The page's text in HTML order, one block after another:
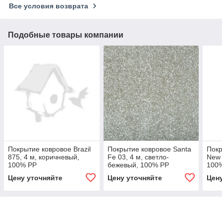
Все условия возврата
Подобные товары компании
Покрытие ковровое Brazil
875, 4 м, коричневый,
100% РР
Цену уточняйте
Покрытие ковровое Santa
Fe 03, 4 м, светло-
бежевый, 100% РР
Цену уточняйте